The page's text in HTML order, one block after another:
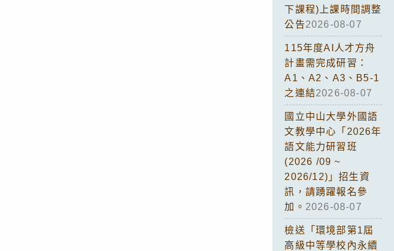
下課程)上課時間調整
公告2026-08-07
115年度AI人才方舟
計畫需完成研習：
A1、A2、A3、B5-1
之連結2026-08-07
國立中山大學外國語
文教學中心「2026年
語文能力研習班
(2026 /09 ~
2026/12)」招生資
訊，請踴躍報名參
加。 2026-08-07
檢送「環境部第1屆
高級中等學校內永續